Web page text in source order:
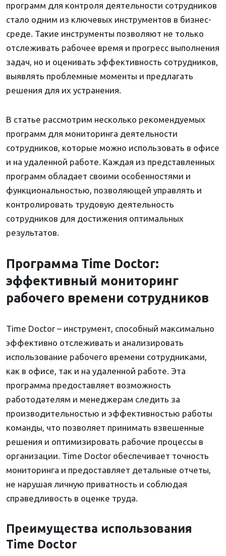
программ для контроля деятельности сотрудников
стало одним из ключевых инструментов в бизнес-
среде. Такие инструменты позволяют не только
отслеживать рабочее время и прогресс выполнения
задач, но и оценивать эффективность сотрудников,
выявлять проблемные моменты и предлагать
решения для их устранения.
В статье рассмотрим несколько рекомендуемых
программ для мониторинга деятельности
сотрудников, которые можно использовать в офисе
и на удаленной работе. Каждая из представленных
программ обладает своими особенностями и
функциональностью, позволяющей управлять и
контролировать трудовую деятельность
сотрудников для достижения оптимальных
результатов.
Программа Time Doctor:
эффективный мониторинг
рабочего времени сотрудников
Time Doctor – инструмент, способный максимально
эффективно отслеживать и анализировать
использование рабочего времени сотрудниками,
как в офисе, так и на удаленной работе. Эта
программа предоставляет возможность
работодателям и менеджерам следить за
производительностью и эффективностью работы
команды, что позволяет принимать взвешенные
решения и оптимизировать рабочие процессы в
организации. Time Doctor обеспечивает точность
мониторинга и предоставляет детальные отчеты,
не нарушая личную приватность и соблюдая
справедливость в оценке труда.
Преимущества использования
Time Doctor